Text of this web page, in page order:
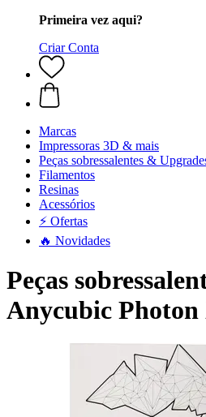
Primeira vez aqui?
Criar Conta
Marcas
Impressoras 3D & mais
Peças sobressalentes &
Filamentos
Resinas
Acessórios
⚡ Ofertas
🔥 Novidades
Peças
Anycubic Photon